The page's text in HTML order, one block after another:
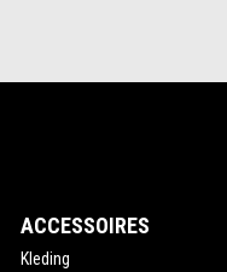
ACCESSOIRES
Kleding